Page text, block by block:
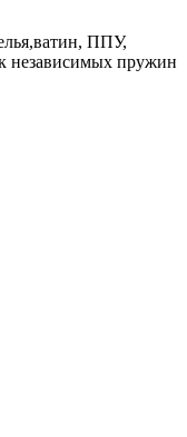
ППУ,
независимых пружин